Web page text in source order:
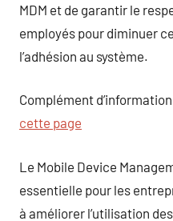
MDM et de garantir le
employés pour diminuer
l’adhésion au système.
Complément
cette page
Le Mobile Device
essentielle pour les
à améliorer l’utilisation